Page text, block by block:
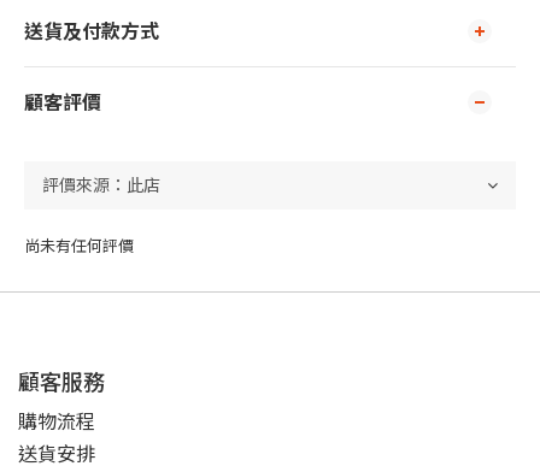
送貨及付款方式
顧客評價
尚未有任何評價
顧客服務
購物流程
送貨安排